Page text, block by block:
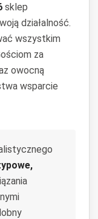
sklep
działalność.
wszystkim
za
owocną
wsparcie